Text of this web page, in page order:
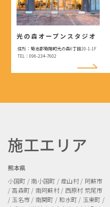
光の森オープンスタジオ
住所：菊池郡菊陽町光の森6丁目20-1-1F
TEL：096-234-7602
施工エリア
熊本県
小国町 / 南小国町 / 産山村 / 阿蘇市
/ 高森町 / 南阿蘇村 / 西原村 荒尾市
/ 玉名市 / 南関町 / 和水町 / 玉東町 /